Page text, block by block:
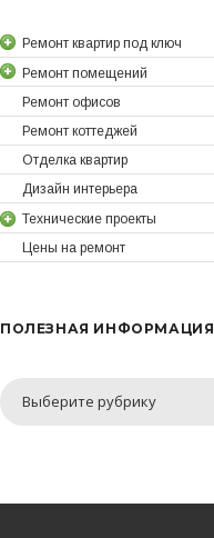
Ремонт квартир под ключ
Ремонт помещений
Ремонт офисов
Ремонт коттеджей
Отделка квартир
Дизайн интерьера
Технические проекты
Цены на ремонт
ПОЛЕЗНАЯ ИНФОРМАЦИЯ
Полезная
Выберите рубрику